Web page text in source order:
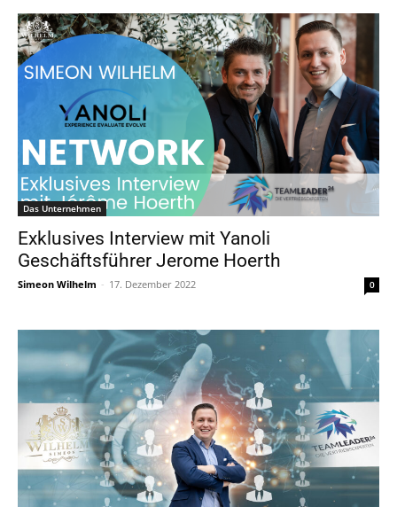
Das Unternehmen
Exklusives Interview mit Yanoli
Geschäftsführer Jerome Hoerth
Simeon Wilhelm - 17. Dezember 2022 0